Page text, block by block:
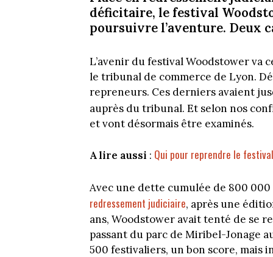
déficitaire, le festival
poursuivre l’aventure. Deux
L’avenir du festival Woodstower
le tribunal de commerce de Lyon.
repreneurs. Ces derniers avaient
auprès du tribunal. Et selon nos
et vont désormais être examinés.
A lire aussi : Qui pour reprendre le
Avec une dette cumulée de 800 000
redressement judiciaire, après une
ans, Woodstower avait tenté de se
passant du parc de Miribel-Jonage
500 festivaliers, un bon score, mais